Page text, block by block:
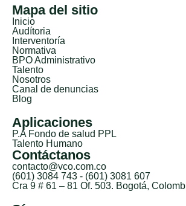
Mapa del sitio
Inicio
Audítoria
Interventoría
Normativa
BPO Administrativo
Talento
Nosotros
Canal de denuncias
Blog
Aplicaciones
P.A Fondo de salud PPL
Talento Humano
Contáctanos
contacto@vco.com.co
(601) 3084 743 - (601) 3081 607
Cra 9 # 61 – 81 Of. 503. Bogotá,